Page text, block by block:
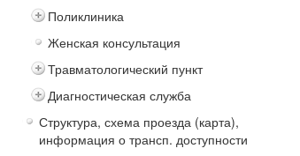
Поликлиника
Женская консультация
Травматологический пункт
Диагностическая служба
Структура, схема проезда (карта),
информация о трансп. доступности